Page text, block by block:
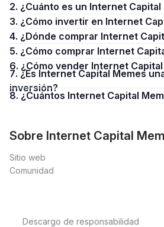
2. ¿Cuánto es un Internet
3. ¿Cómo invertir en Internet
4. ¿Dónde comprar Internet
5. ¿Cómo comprar Internet
6. ¿Cómo vender Internet
7. ¿Es Internet Capital Memes una buena
inversión?
8. ¿Cuántos Internet Capital
Sobre Internet Capital
Sitio web
Comunidad
Descargo de responsabilidad